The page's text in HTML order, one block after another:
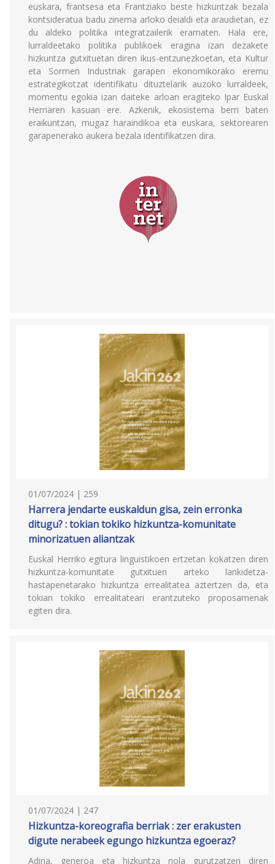
euskara, frantsesa eta Frantziako beste hizkuntzak bezala
kontsideratua badu zinema arloko deialdi eta araudietan, ez
du aldeko politika integratzailerik eramaten. Hala ere,
lurraldeetako politika publikoek eragina izan dezakete
hizkuntza gutxituetan diren ikus-entzunezkoetan, eta Kultur
eta Sormen Industriak garapen ekonomikorako eremu
estrategikotzat identifikatu dituztelarik auzoko lurraldeek,
momentu egokia izan daiteke arloan eragiteko Ipar Euskal
Herriaren kasuan ere. Azkenik, ekosistema berri baten
eraikuntzan, mugaz haraindikoa eta euskara, sektorearen
garapenerako aukera bezala identifikatzen dira.
01/07/2024 | 259
Harrera jendarte euskaldun gisa, zein erronka
ditugu? : tokian tokiko hizkuntza-komunitate
minorizatuen aliantzak
Euskal Herriko egitura linguistikoen ertzetan kokatzen diren
hizkuntza-komunitate gutxituen arteko lankidetza-
hastapenetarako hizkuntza errealitatea aztertzen da, eta
tokian tokiko errealitateari erantzuteko proposamenak
egiten dira.
01/07/2024 | 247
Hizkuntza-koreografia berriak : zer erakusten
digute nerabeek egungo hizkuntza egoeraz?
Adina, generoa eta hizkuntza nola gurutzatzen diren